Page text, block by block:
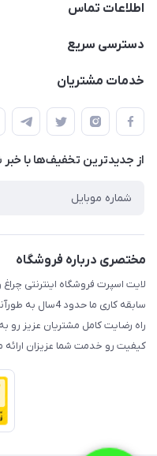
اطلاعات تماس
09012926386
دسترسی سریع
حساب کاربری
لیست محصولات
درباره ما
خدمات مشتریان
قوانین و مقررات
حریم خصوصی
راهنما
از جدید‌ترین تخفیف‌ها با‌
مختصری درباره فروشگاه
لایت اسپرت فروشگاه اینترنتی
سابقه کاری ما
راه رضایت کامل مشتریان عزیز رو
کیفیت رو خدمت شما عزیزان